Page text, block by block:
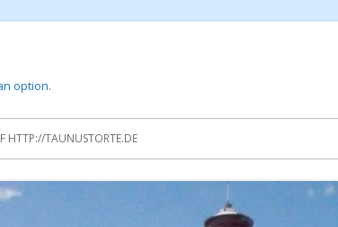
option.
HTTP://TAUNUSTORTE.DE